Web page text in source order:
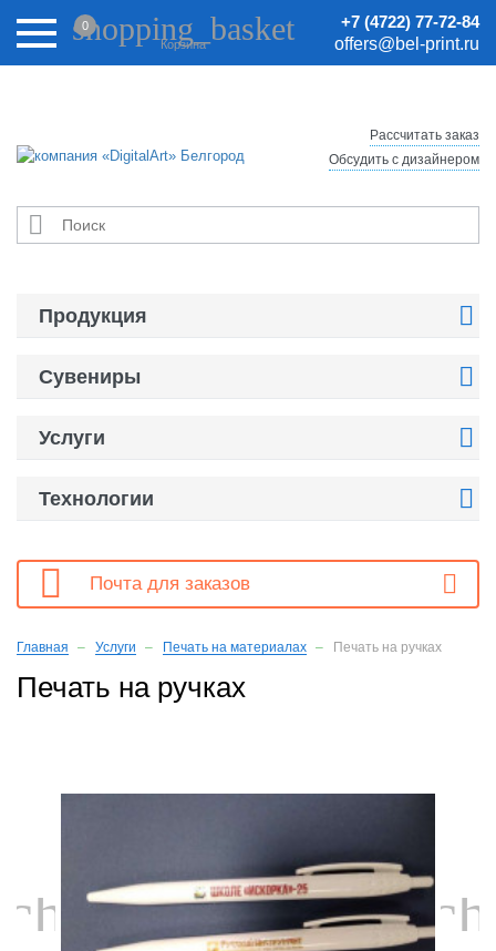
Внимание! Цены на сайте могут быть неактуальными.
Актуальные цены уточняйте у менеджеров.
+7 (4722) 77-72-84
offers@bel-print.ru
shopping_basket
Корзина
0

Рассчитать заказ
Обсудить с дизайнером
Продукция 
Сувениры 
Услуги 
Технологии 
 Почта для заказов
Главная Услуги Печать на материалах Печать на ручках
Печать на ручках
chevron_left